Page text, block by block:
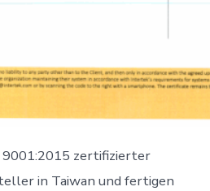
9001:2015 zertifizierter
in Taiwan und fertigen